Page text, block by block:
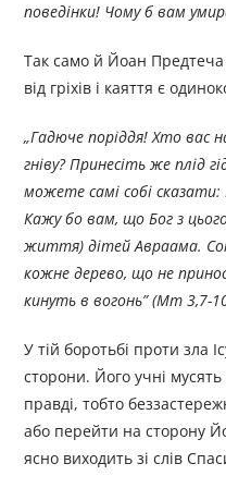
поведінки! Чому б вам
Так само й Йоан
від гріхів і каяття є
„Гадюче поріддя! Хто вас
гніву? Принесіть же плід
можете самі собі
Кажу бо вам, що Бог з
життя) дітей Авраама.
кожне дерево, що не
кинуть в вогонь” (Мт 3,7-
У тій боротьбі проти зла
сторони. Його учні
правді, тобто
або перейти на сторону
ясно виходить зі слів